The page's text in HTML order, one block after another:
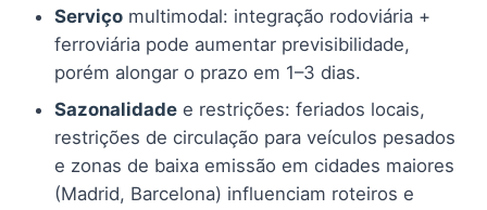
Serviço multimodal: integração rodoviária +
ferroviária pode aumentar previsibilidade,
porém alongar o prazo em 1–3 dias.
Sazonalidade e restrições: feriados locais,
restrições de circulação para veículos pesados
e zonas de baixa emissão em cidades maiores
(Madrid, Barcelona) influenciam roteiros e